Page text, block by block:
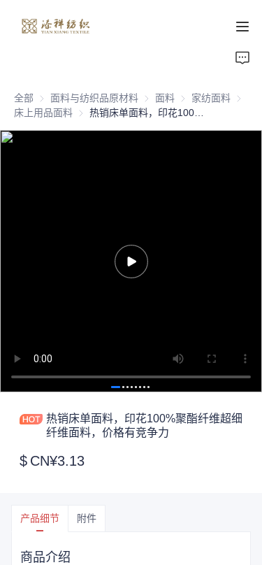
全部 面料与纺织品原材料 面料与纺织品原材料
面料 面料家纺面料 家纺面
床上用品面料 床上用品面料
热销床单面料，印花100%聚酯纤维超细
纤维面料，价格有竞争力
$ CN¥3.13
产品细节 附件
商品介绍
关于我们